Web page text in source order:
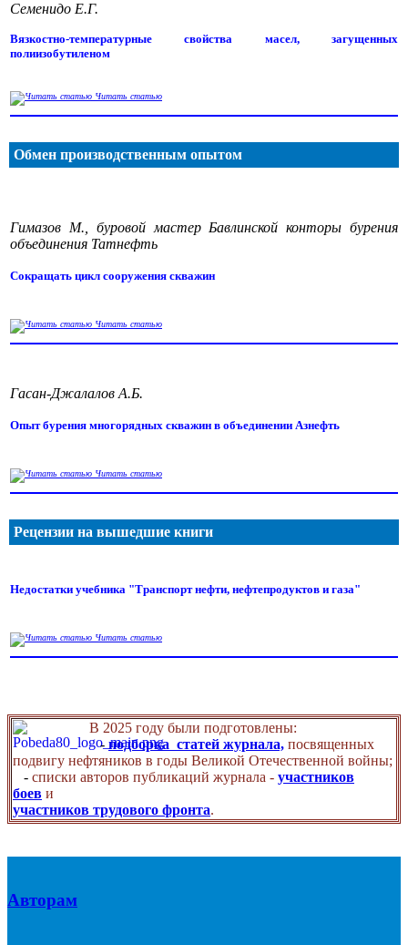
Семенидо Е.Г.
Вязкостно-температурные свойства масел, загущенных
полиизобутиленом
Читать статью
Обмен производственным опытом
Гимазов М., буровой мастер Бавлинской конторы бурения
объединения Татнефть
Сокращать цикл сооружения скважин
Читать статью
Гасан-Джалалов А.Б.
Опыт бурения многорядных скважин в объединении Азнефть
Читать статью
Рецензии на вышедшие книги
Недостатки учебника "Транспорт нефти, нефтепродуктов и газа"
Читать статью
В 2025 году были подготовлены:
- подборка статей журнала, посвященных
подвигу нефтяников в годы Великой Отечественной войны;
- списки авторов публикаций журнала - участников
боев и
участников трудового фронта.
Авторам